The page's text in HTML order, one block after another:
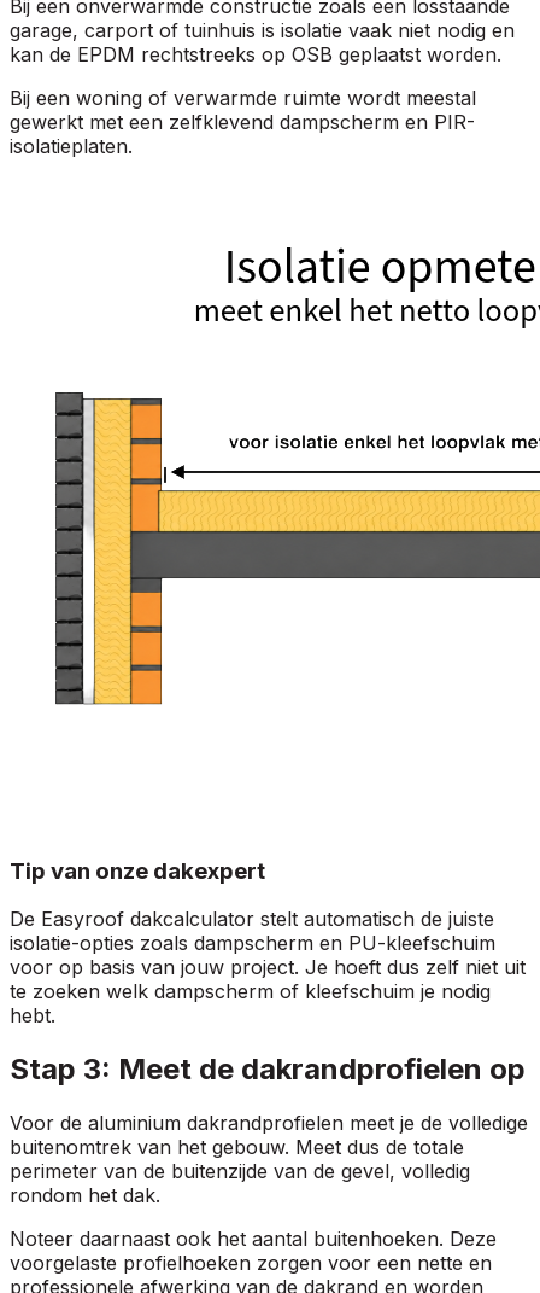
Bij een onverwarmde constructie zoals een losstaande
garage, carport of tuinhuis is isolatie vaak niet nodig en
kan de EPDM rechtstreeks op OSB geplaatst worden.
Bij een woning of verwarmde ruimte wordt meestal
gewerkt met een zelfklevend dampscherm en PIR-
isolatieplaten.
Tip van onze dakexpert
De Easyroof dakcalculator stelt automatisch de juiste
isolatie-opties zoals dampscherm en PU-kleefschuim
voor op basis van jouw project. Je hoeft dus zelf niet uit
te zoeken welk dampscherm of kleefschuim je nodig
hebt.
Stap 3: Meet de dakrandprofielen op
Voor de aluminium dakrandprofielen meet je de volledige
buitenomtrek van het gebouw. Meet dus de totale
perimeter van de buitenzijde van de gevel, volledig
rondom het dak.
Noteer daarnaast ook het aantal buitenhoeken. Deze
voorgelaste profielhoeken zorgen voor een nette en
professionele afwerking van de dakrand en worden